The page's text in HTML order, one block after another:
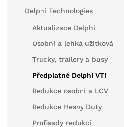
Delphi Technologies
Aktualizace Delphi
Osobní a lehká užitková
Trucky, trailery a busy
Předplatné Delphi VTI
Redukce osobní a LCV
Redukce Heavy Duty
Profisady redukcí